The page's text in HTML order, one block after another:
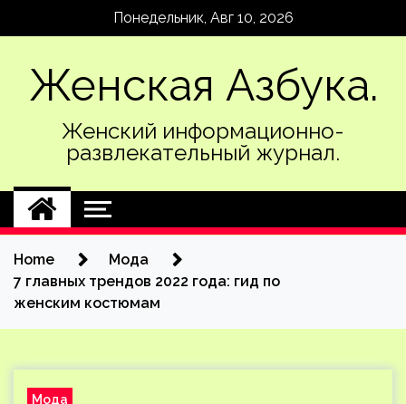
Понедельник, Авг 10, 2026
Женская Азбука.
Женский информационно-
развлекательный журнал.
Home
Мода
7 главных трендов 2022 года: гид по
женским костюмам
Мода